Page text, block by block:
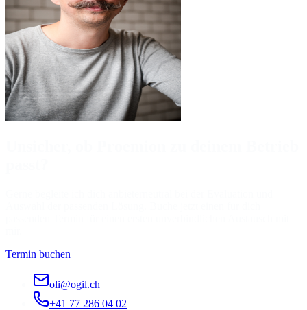
Termin buchen
oli@ogil.ch
+41 77 286 04 02